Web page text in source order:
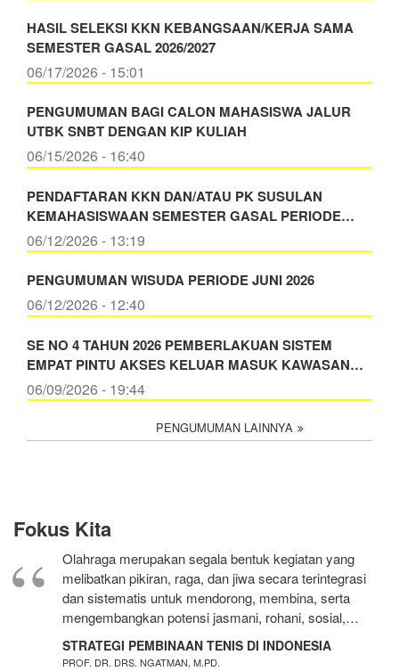
HASIL SELEKSI KKN KEBANGSAAN/KERJA SAMA
SEMESTER GASAL 2026/2027
06/17/2026 - 15:01
PENGUMUMAN BAGI CALON MAHASISWA JALUR
UTBK SNBT DENGAN KIP KULIAH
06/15/2026 - 16:40
PENDAFTARAN KKN DAN/ATAU PK SUSULAN
KEMAHASISWAAN SEMESTER GASAL PERIODE…
06/12/2026 - 13:19
PENGUMUMAN WISUDA PERIODE JUNI 2026
06/12/2026 - 12:40
SE NO 4 TAHUN 2026 PEMBERLAKUAN SISTEM
EMPAT PINTU AKSES KELUAR MASUK KAWASAN…
06/09/2026 - 19:44
PENGUMUMAN LAINNYA
Fokus Kita
Olahraga merupakan segala bentuk kegiatan yang
melibatkan pikiran, raga, dan jiwa secara terintegrasi
dan sistematis untuk mendorong, membina, serta
mengembangkan potensi jasmani, rohani, sosial,…
STRATEGI PEMBINAAN TENIS DI INDONESIA
PROF. DR. DRS. NGATMAN, M.PD.